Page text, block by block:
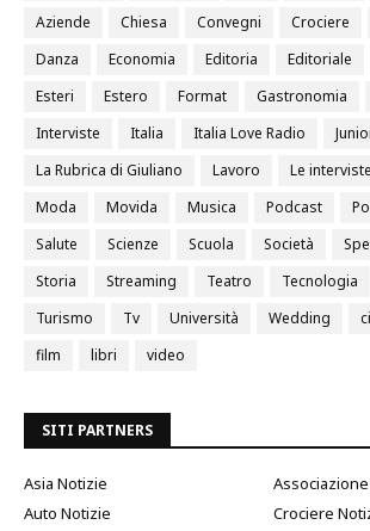
Aziende
Chiesa Convegni Crociere
Danza
Economia Editoria Editoriale
Esteri
Estero Format Gastronomia
Interviste
Italia Italia Love Radio
La Rubrica di Giuliano
Lavoro
Le
Moda
Movida Musica Podcast
Salute
Scienze Scuola Società
Storia
Streaming Teatro Tecnologia
Turismo
Tv Università Wedding
film
libri video
SITI PARTNERS
Asia Notizie
Auto Notizie
Crociere